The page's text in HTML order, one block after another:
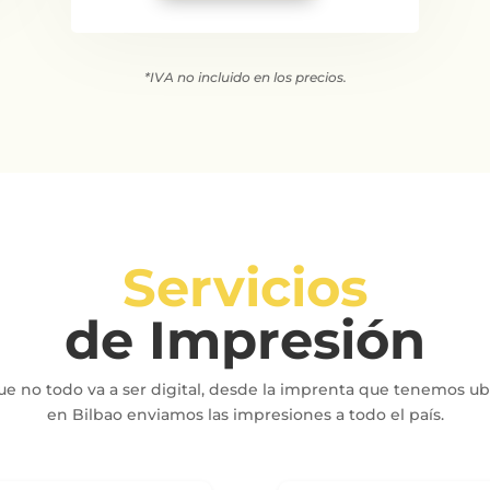
*IVA no incluido en los precios.
Servicios
de Impresión
no todo va a ser digital, desde la imprenta que tenemos
en Bilbao enviamos las impresiones a todo el país.